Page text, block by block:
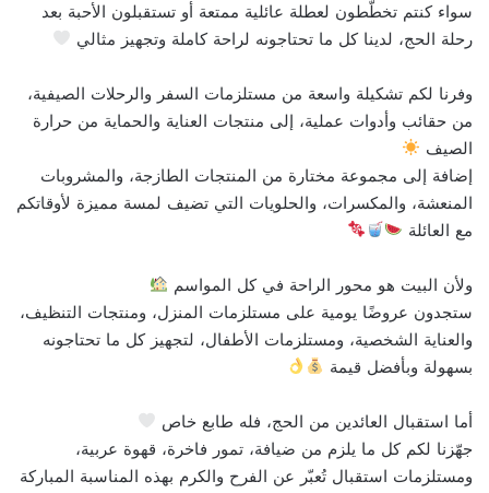
سواء كنتم تخطّطون لعطلة عائلية ممتعة أو تستقبلون الأحبة بعد
رحلة الحج، لدينا كل ما تحتاجونه لراحة كاملة وتجهيز مثالي
وفرنا لكم تشكيلة واسعة من مستلزمات السفر والرحلات الصيفية،
من حقائب وأدوات عملية، إلى منتجات العناية والحماية من حرارة
الصيف
إضافة إلى مجموعة مختارة من المنتجات الطازجة، والمشروبات
المنعشة، والمكسرات، والحلويات التي تضيف لمسة مميزة لأوقاتكم
مع العائلة
ولأن البيت هو محور الراحة في كل المواسم
ستجدون عروضًا يومية على مستلزمات المنزل، ومنتجات التنظيف،
والعناية الشخصية، ومستلزمات الأطفال، لتجهيز كل ما تحتاجونه
بسهولة وبأفضل قيمة
أما استقبال العائدين من الحج، فله طابع خاص
جهّزنا لكم كل ما يلزم من ضيافة، تمور فاخرة، قهوة عربية،
ومستلزمات استقبال تُعبّر عن الفرح والكرم بهذه المناسبة المباركة